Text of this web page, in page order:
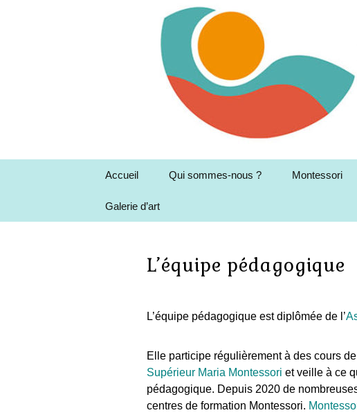
Accueil Qui sommes-nous ? Montessori
Le matériel
Réseau
Galerie d’art
L’équipe pédagogique
L’équipe pédagogique est diplômée de l’
Elle participe régulièrement à des cours
Supérieur Maria Montessori et veille à ce
pédagogique. Depuis 2020 de
centres de formation Montessori.